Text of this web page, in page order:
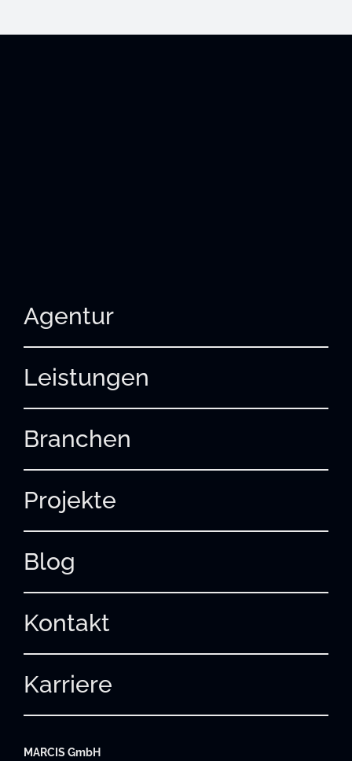
MARCIS GmbH
Agentur
Leistungen
Branchen
Projekte
Blog
Kontakt
Karriere